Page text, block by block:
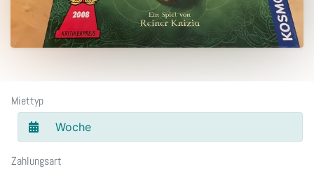
Miettyp
Woche
Zahlungsart